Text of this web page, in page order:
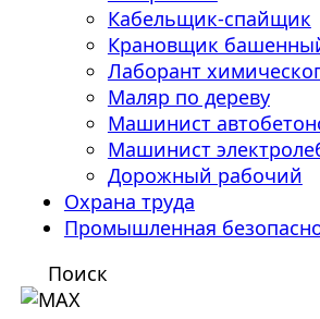
Кабельщик-спайщик
Крановщик
Лаборант
Маляр по дереву
Машинист
Машинист
Дорожный рабочий
Охрана труда
Промышленная
Поиск